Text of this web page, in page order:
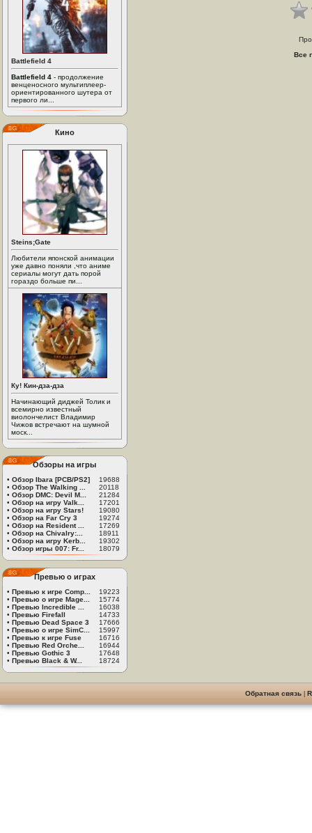
Battlefield 4
Battlefield 4 - продолжение
венценосного мультиплеер-
ориентированного шутера от
первого ли...
Кино
Steins;Gate
Любители японской анимации
уже давно поняли ,что аниме
сериалы могут дать порой
гораздо больше пи...
Ку! Кин-дза-дза
Начинающий диджей Толик и
всемирно известный
виолончелист Владимир
Чижов встречают на шумной
моск...
Обзоры на игры
• Обзор Ibara [PCB/PS2]
19688
• Обзор The Walking ...
20118
• Обзор DMC: Devil M...
21284
• Обзор на игру Valk...
17201
• Обзор на игру Stars!
19080
• Обзор на Far Cry 3
19274
• Обзор на Resident ...
17269
• Обзор на Chivalry:...
18911
• Обзор на игру Kerb...
19302
• Обзор игры 007: Fr... 18079
Превью о играх
• Превью к игре Comp...
19223
• Превью о игре Mage...
15774
• Превью Incredible ...
16038
• Превью Firefall
14733
• Превью Dead Space 3
17666
• Превью о игре SimC...
15997
• Превью к игре Fuse
16716
• Превью Red Orche...
16944
• Превью Gothic 3
17648
• Превью Black & W... 18724
Все
Обратная связь